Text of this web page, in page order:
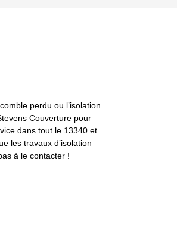
perdu ou l’isolation
Couverture pour
dans tout le 13340 et
les travaux d’isolation
à le contacter !